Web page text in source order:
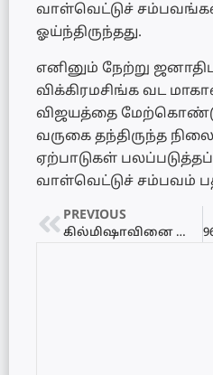
வாள்வெட்டுச்
ஓய்ந்திருந்தது.
எனினும் நேற்று
விக்கிரமசிங்க வட
விஜயத்தை
வருகை தந்திருந்த
ஏற்பாடுகள்
வாள்வெட்டுச் சம்பவம்
PREVIOUS
கில்மிஷாவினை நேரில் சந்தித்து வாழ்த்து தெரிவித்த ஜனாதிபதி ரணில் விக்கிரமசிங்க அவர்கள்